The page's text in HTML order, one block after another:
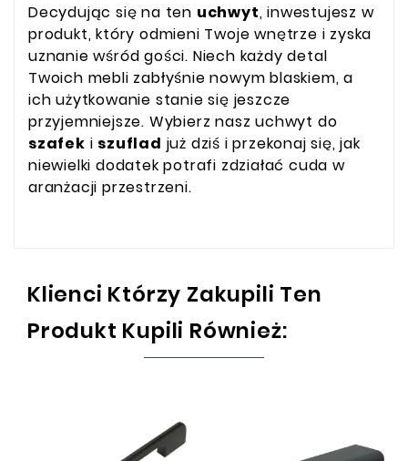
Decydując się na ten uchwyt, inwestujesz w
produkt, który odmieni Twoje wnętrze i zyska
uznanie wśród gości. Niech każdy detal
Twoich mebli zabłyśnie nowym blaskiem, a
ich użytkowanie stanie się jeszcze
przyjemniejsze. Wybierz nasz uchwyt do
szafek i szuflad już dziś i przekonaj się, jak
niewielki dodatek potrafi zdziałać cuda w
aranżacji przestrzeni.
Klienci Którzy Zakupili Ten
Produkt Kupili Również: